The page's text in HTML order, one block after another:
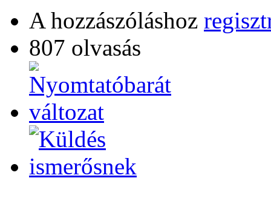
A hozzászóláshoz
807 olvasás